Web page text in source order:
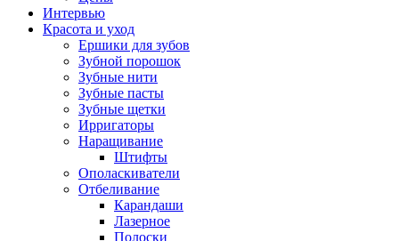
Интервью
Красота и уход
Ершики для зубов
Зубной порошок
Зубные нити
Зубные пасты
Зубные щетки
Ирригаторы
Наращивание
Штифты
Ополаскиватели
Отбеливание
Карандаши
Лазерное
Полоски